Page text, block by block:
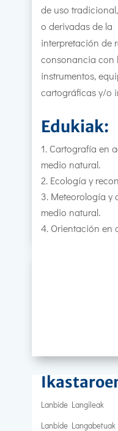
de uso
o derivadas de la
interpretación de
consonancia con
instrumentos,
cartográficas y/o
Edukiak:
Cartografía en
medio natural.
Ecología y
Meteorología y
medio natural.
Orientación en
Lanbide Langileak
Lanbide Langabetuak